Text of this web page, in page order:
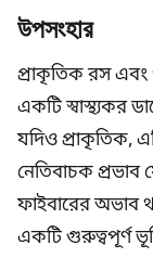
উপসংহার
প্রাকৃতিক রস এবং
একটি স্বাস্থ্যকর
যদিও প্রাকৃতিক,
নেতিবাচক
ফাইবারের অভাব
একটি গুরুত্বপূর্ণ